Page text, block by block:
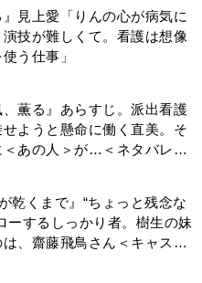
』見上愛「りんの心が病気に
技が難しくて。看護は想像
う仕事」
薫る』あらすじ。派出看護
せようと懸命に働く直美。そ
＜あの人＞が…＜ネタバレあ
乾くまで』“ちょっと残念な
ーするしっかり者。樹生の妹
は、齋藤飛鳥さん＜キャスト